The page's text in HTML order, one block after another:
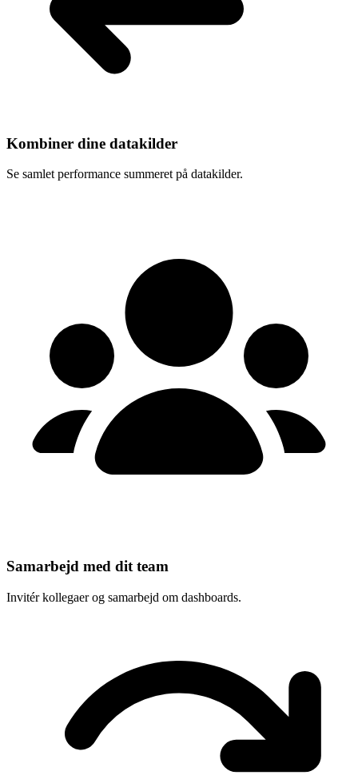
Kombiner dine datakilder
Se samlet performance summeret på datakilder.
Samarbejd med dit team
Invitér kollegaer og samarbejd om dashboards.